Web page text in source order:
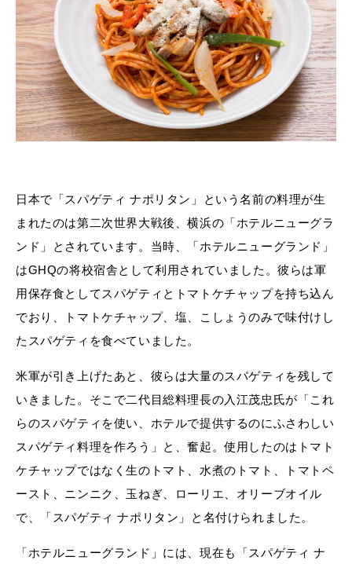
日本で「スパゲティ ナポリタン」という名前の料理が生
まれたのは第二次世界大戦後、横浜の「ホテルニューグラ
ンド」とされています。当時、「ホテルニューグランド」
はGHQの将校宿舎として利用されていました。彼らは軍
用保存食としてスパゲティとトマトケチャップを持ち込ん
でおり、トマトケチャップ、塩、こしょうのみで味付けし
たスパゲティを食べていました。
米軍が引き上げたあと、彼らは大量のスパゲティを残して
いきました。そこで二代目総料理長の入江茂忠氏が「これ
らのスパゲティを使い、ホテルで提供するのにふさわしい
スパゲティ料理を作ろう」と、奮起。使用したのはトマト
ケチャップではなく生のトマト、水煮のトマト、トマトペ
ースト、ニンニク、玉ねぎ、ローリエ、オリーブオイル
で、「スパゲティ ナポリタン」と名付けられました。
「ホテルニューグランド」には、現在も「スパゲティ ナ